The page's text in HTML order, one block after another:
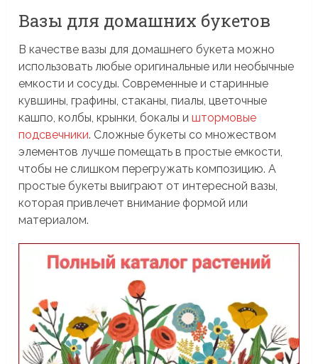
Вазы для домашних букетов
В качестве вазы для домашнего букета можно
использовать любые оригинальные или необычные
емкости и сосуды. Современные и старинные
кувшины, графины, стаканы, пиалы, цветочные
кашпо, колбы, крынки, бокалы иштормовые
подсвечники. Сложные букеты со множеством
элементов лучше помещать в простые емкости,
чтобы не слишком перегружать композицию. А
простые букеты выиграют от интересной вазы,
которая привлечет внимание формой или
материалом.